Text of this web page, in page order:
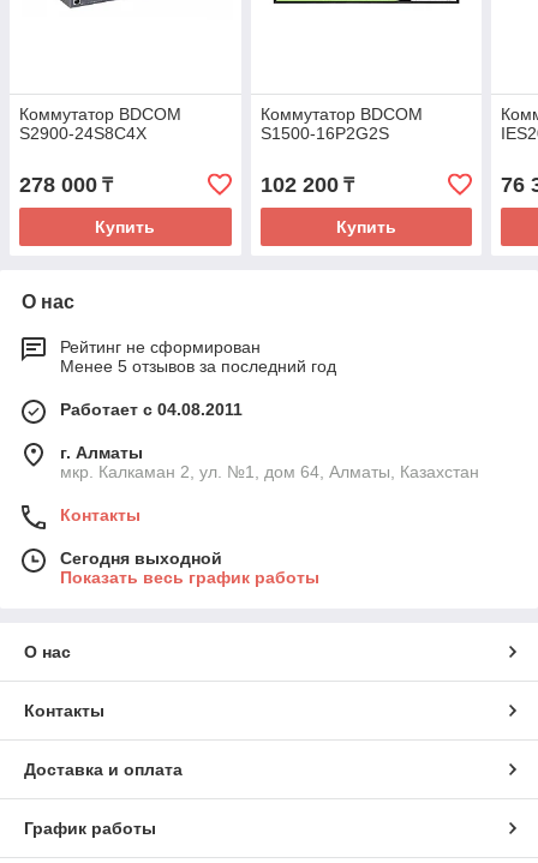
Коммутатор BDCOM
S2900-24S8C4X
278 000 ₸
Купить
Коммутатор BDCOM
S1500-16P2G2S
102 200₸
Купить
76
О нас
Рейтинг не сформирован
Менее 5 отзывов за последний год
Работает с 04.08.2011
г. Алматы
мкр. Калкаман 2, ул. №1, дом 64, Алматы, Казахстан
Контакты
Сегодня выходной
Показать весь график работы
О нас
Контакты
Доставка и оплата
График работы